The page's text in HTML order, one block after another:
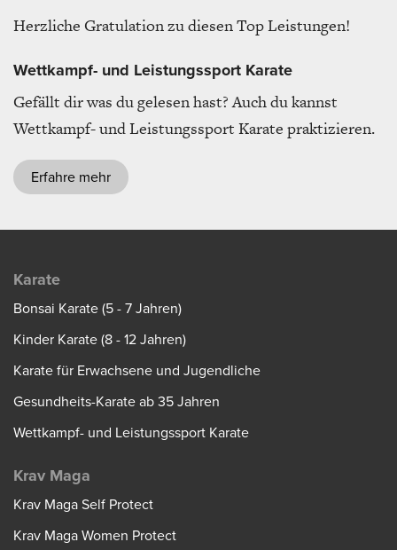
Herzliche Gratulation zu diesen Top Leistungen!
Wettkampf- und Leistungssport Karate
Gefällt dir was du gelesen hast? Auch du kannst
Wettkampf- und Leistungssport Karate praktizieren.
Erfahre mehr
Karate
Bonsai Karate (5 - 7 Jahren)
Kinder Karate (8 - 12 Jahren)
Karate für Erwachsene und Jugendliche
Gesundheits-Karate ab 35 Jahren
Wettkampf- und Leistungssport Karate
Krav Maga
Krav Maga Self Protect
Krav Maga Women Protect